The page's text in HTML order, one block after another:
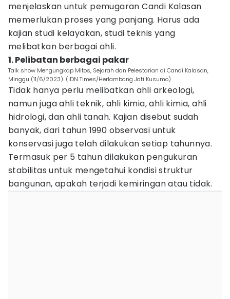
menjelaskan untuk pemugaran Candi Kalasan
memerlukan proses yang panjang. Harus ada
kajian studi kelayakan, studi teknis yang
melibatkan berbagai ahli.
1. Pelibatan berbagai pakar
Talk show Mengungkap Mitos, Sejarah dan Pelestarian di Candi Kalasan,
Minggu (11/6/2023). (IDN Times/Herlambang Jati Kusumo)
Tidak hanya perlu melibatkan ahli arkeologi,
namun juga ahli teknik, ahli kimia, ahli kimia, ahli
hidrologi, dan ahli tanah. Kajian disebut sudah
banyak, dari tahun 1990 observasi untuk
konservasi juga telah dilakukan setiap tahunnya.
Termasuk per 5 tahun dilakukan pengukuran
stabilitas untuk mengetahui kondisi struktur
bangunan, apakah terjadi kemiringan atau tidak.